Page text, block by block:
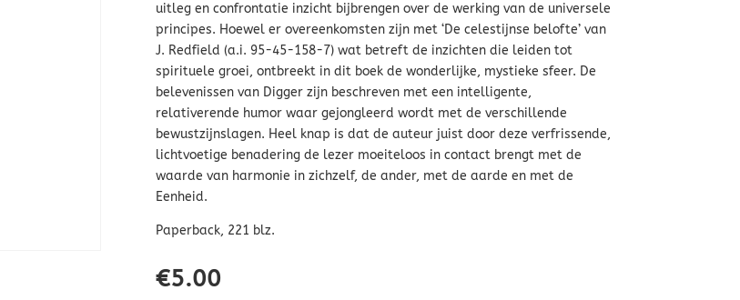
uitleg en confrontatie inzicht bijbrengen over de werking van de universele
principes. Hoewel er overeenkomsten zijn met ‘De celestijnse belofte’ van
J. Redfield (a.i. 95-45-158-7) wat betreft de inzichten die leiden tot
spirituele groei, ontbreekt in dit boek de wonderlijke, mystieke sfeer. De
belevenissen van Digger zijn beschreven met een intelligente,
relativerende humor waar gejongleerd wordt met de verschillende
bewustzijnslagen. Heel knap is dat de auteur juist door deze verfrissende,
lichtvoetige benadering de lezer moeiteloos in contact brengt met de
waarde van harmonie in zichzelf, de ander, met de aarde en met de
Eenheid.
Paperback, 221 blz.
€5.00